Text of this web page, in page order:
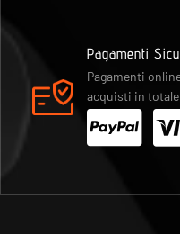
Pagamenti
Pagamenti
acquisti in totale